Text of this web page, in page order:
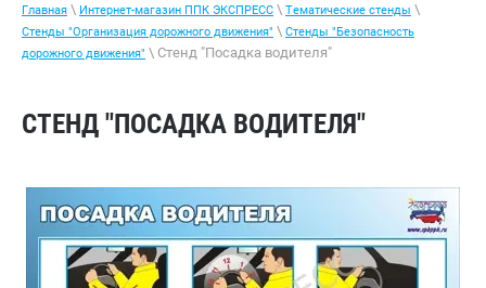
Главная \ Интернет-магазин ППК ЭКСПРЕСС \ Тематические стенды \
Стенды "Организация дорожного движения" \ Стенды "Безопасность
дорожного движения" \ Стенд "Посадка водителя"
СТЕНД "ПОСАДКА ВОДИТЕЛЯ"